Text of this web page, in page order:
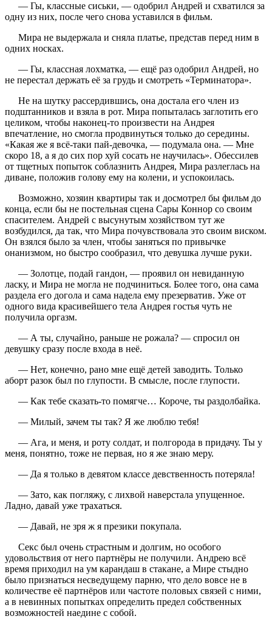
— Гы, классные сиськи, — одобрил Андрей и схватился за
одну из них, после чего снова уставился в фильм.
Мира не выдержала и сняла платье, представ перед ним в
одних носках.
— Гы, классная лохматка, — ещё раз одобрил Андрей, но
не перестал держать её за грудь и смотреть «Терминатора».
Не на шутку рассердившись, она достала его член из
подштанников и взяла в рот. Мира попыталась заглотить его
целиком, чтобы наконец-то произвести на Андрея
впечатление, но смогла продвинуться только до середины.
«Какая же я всё-таки пай-девочка, — подумала она. — Мне
скоро 18, а я до сих пор хуй сосать не научилась». Обессилев
от тщетных попыток соблазнить Андрея, Мира разлеглась на
диване, положив голову ему на колени, и успокоилась.
Возможно, хозяин квартиры так и досмотрел бы фильм до
конца, если бы не постельная сцена Сары Коннор со своим
спасителем. Андрей с высунутым хозяйством тут же
возбудился, да так, что Мира почувствовала это своим виском.
Он взялся было за член, чтобы заняться по привычке
онанизмом, но быстро сообразил, что девушка лучше руки.
— Золотце, подай гандон, — проявил он невиданную
ласку, и Мира не могла не подчиниться. Более того, она сама
раздела его догола и сама надела ему презерватив. Уже от
одного вида красивейшего тела Андрея гостья чуть не
получила оргазм.
— А ты, случайно, раньше не рожала? — спросил он
девушку сразу после входа в неё.
— Нет, конечно, рано мне ещё детей заводить. Только
аборт разок был по глупости. В смысле, после глупости.
— Как тебе сказать-то помягче… Короче, ты раздолбайка.
— Милый, зачем ты так? Я же люблю тебя!
— Ага, и меня, и роту солдат, и полгорода в придачу. Ты у
меня, понятно, тоже не первая, но я же знаю меру.
— Да я только в девятом классе девственность потеряла!
— Зато, как погляжу, с лихвой наверстала упущенное.
Ладно, давай уже трахаться.
— Давай, не зря ж я презики покупала.
Секс был очень страстным и долгим, но особого
удовольствия от него партнёры не получили. Андрею всё
время приходил на ум карандаш в стакане, а Мире стыдно
было признаться несведущему парню, что дело вовсе не в
количестве её партнёров или частоте половых связей с ними,
а в невинных попытках определить предел собственных
возможностей наедине с собой.